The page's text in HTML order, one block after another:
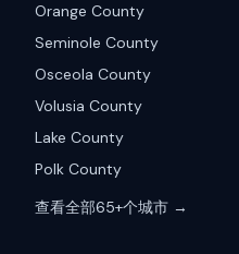
Orange County
Seminole County
Osceola County
Volusia County
Lake County
Polk County
查看全部65+个城市 →